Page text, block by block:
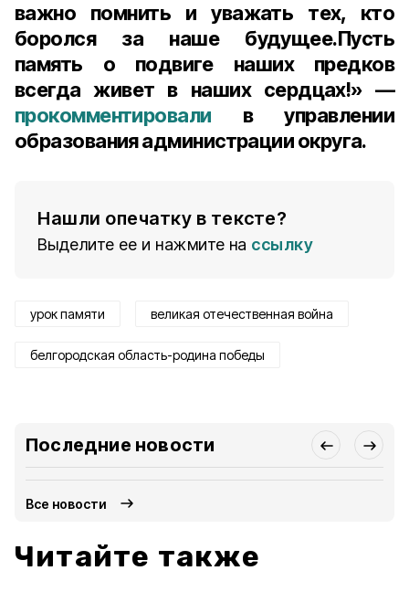
важно помнить и уважать тех, кто
боролся за наше будущее.Пусть
память о подвиге наших предков
всегда живет в наших сердцах!» —
прокомментировали в управлении
образования администрации округа.
Нашли опечатку в тексте?
Выделите ее и нажмите на ссылку
урок памяти великая отечественная война
белгородская область-родина победы
Последние новости
Все новости
Читайте также